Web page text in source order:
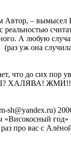
Автор, – вымысел
реальностью
А любую
(раз уж она
что до сих пор
ХАЛЯВА!
sh@yandex.ru)
год»
про вас с